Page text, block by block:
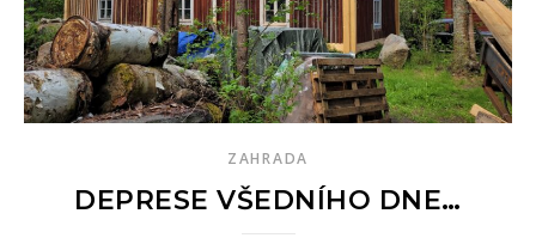
ZAHRADA
DEPRESE VŠEDNÍHO DNE…